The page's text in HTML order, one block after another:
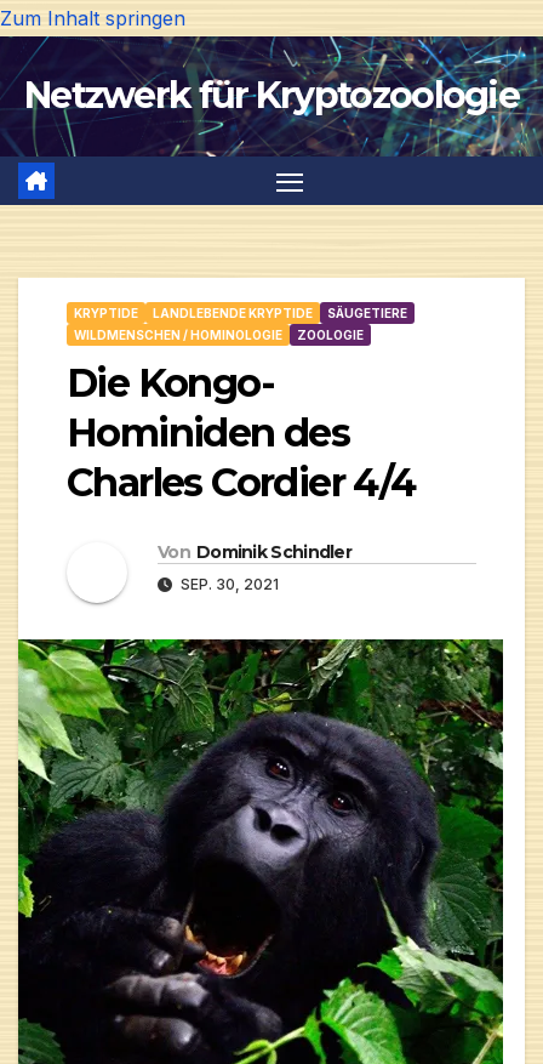
Zum Inhalt springen
Netzwerk für Kryptozoologie
KRYPTIDE LANDLEBENDE KRYPTIDE
SÄUGETIERE
WILDMENSCHEN / HOMINOLOGIE
ZOOLOGIE
Die Kongo-
Hominiden des
Charles Cordier 4/4
Von Dominik Schindler
SEP. 30, 2021